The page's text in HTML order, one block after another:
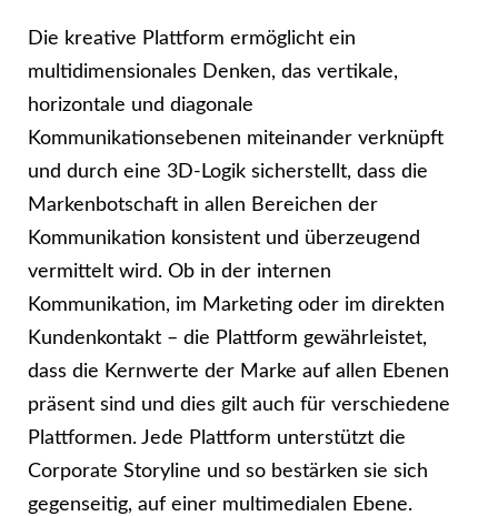
Die kreative Plattform ermöglicht ein
multidimensionales Denken, das vertikale,
horizontale und diagonale
Kommunikationsebenen miteinander verknüpft
und durch eine 3D-Logik sicherstellt, dass die
Markenbotschaft in allen Bereichen der
Kommunikation konsistent und überzeugend
vermittelt wird. Ob in der internen
Kommunikation, im Marketing oder im direkten
Kundenkontakt – die Plattform gewährleistet,
dass die Kernwerte der Marke auf allen Ebenen
präsent sind und dies gilt auch für verschiedene
Plattformen. Jede Plattform unterstützt die
Corporate Storyline und so bestärken sie sich
gegenseitig, auf einer multimedialen Ebene.